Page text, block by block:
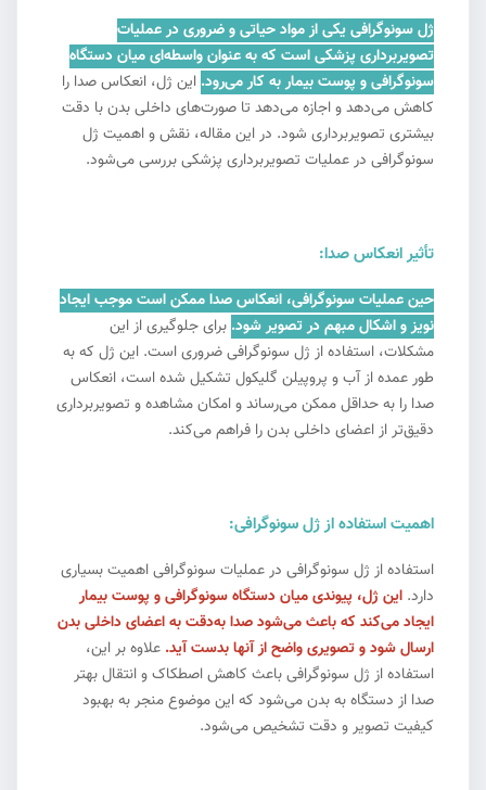
ژل سونوگرافی یکی از مواد حیاتی و ضروری در عملیات
تصویربرداری پزشکی است که به عنوان واسطه‌ای میان دستگاه
سونوگرافی و پوست بیمار به کار می‌رود. این ژل، انعکاس صدا را
کاهش می‌دهد و اجازه می‌دهد تا صورت‌های داخلی بدن با دقت
بیشتری تصویربرداری شود. در این مقاله، نقش و اهمیت ژل
سونوگرافی در عملیات تصویربرداری پزشکی بررسی می‌شود.
تأثیر انعکاس صدا:
حین عملیات سونوگرافی، انعکاس صدا ممکن است موجب ایجاد
نویز و اشکال مبهم در تصویر شود. برای جلوگیری از این
مشکلات، استفاده از ژل سونوگرافی ضروری است. این ژل که به
طور عمده از آب و پروپیلن گلیکول تشکیل شده است، انعکاس
صدا را به حداقل ممکن می‌رساند و امکان مشاهده و تصویربرداری
دقیق‌تر از اعضای داخلی بدن را فراهم می‌کند.
اهمیت استفاده از ژل سونوگرافی:
استفاده از ژل سونوگرافی در عملیات سونوگرافی اهمیت بسیاری
دارد. این ژل، پیوندی میان دستگاه سونوگرافی و پوست بیمار
ایجاد می‌کند که باعث می‌شود صدا به‌دقت به اعضای داخلی بدن
ارسال شود و تصویری واضح از آنها بدست آید. علاوه بر این،
استفاده از ژل سونوگرافی باعث کاهش اصطکاک و انتقال بهتر
صدا از دستگاه به بدن می‌شود که این موضوع منجر به بهبود
کیفیت تصویر و دقت تشخیص می‌شود.